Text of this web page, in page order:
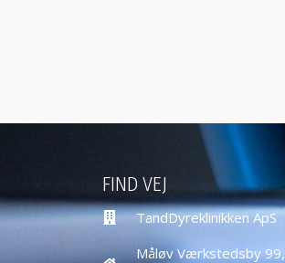
FIND VEJ
TandDyreklinikken ApS
Måløv Værkstedsby 99,